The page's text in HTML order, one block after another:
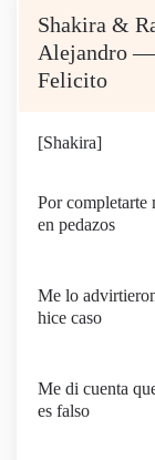
Shakira &
Alejandro
Felicito
[Shakira]
Por completarte
en pedazos
Me lo
hice caso
Me di cuenta
es falso